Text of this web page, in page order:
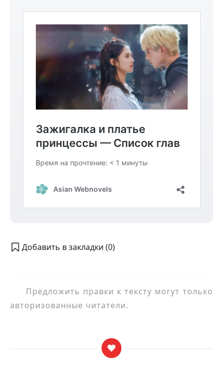
Добавить в закладки (0)
Предложить правки к тексту могут только
авторизованные читатели.